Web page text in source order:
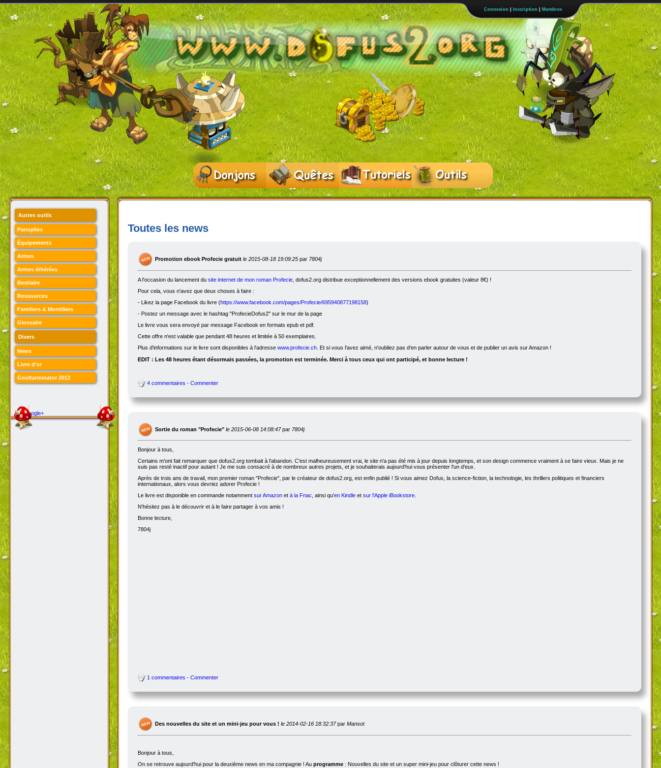
Connexion Inscription Membres
Autres outils
Panoplies
Équipements
Armes
Armes éthérées
Bestiaire
Ressources
Familiers & Montiliers
Glossaire
Divers
News
Livre d'or
Goultarminator 2012
Google+
Toutes les news
Promotion ebook Profecie gratuit le 2015-08-18 19:09:25 par 7804j
A l'occasion du lancement du site internet de mon roman Profecie , dofus2.org distribue exceptionnellement des versions ebook gratuites (valeur 8€) !
Pour cela, vous n'avez que deux choses à faire :
- Likez la page Facebook du livre (https://www.facebook.com/pages/Profecie/695940877198158)
- Postez un message avec le hashtag "ProfecieDofus2" sur le mur de la page
Le livre vous sera envoyé par message Facebook en formats epub et pdf.
Cette offre n'est valable que pendant 48 heures et limitée à 50 exemplaires.
Plus d'informations sur le livre sont disponibles à l'adresse www.profecie.ch . Et si vous l'avez aimé, n'oubliez pas d'en parler autour de vous et de publier un avis sur Amazon !
EDIT : Les 48 heures étant désormais passées, la promotion est terminée. Merci à tous ceux qui ont participé, et bonne lecture !
4 commentaires - Commenter
Sortie du roman "Profecie" le 2015-06-08 14:08:47par 7804j
Bonjour à tous,
Certains m'ont fait remarquer que dofus2.org tombait à l'abandon. C'est malheureusement vrai, le site n'a pas été mis à jour depuis longtemps, et son design commence vraiment à se faire vieux. Mais je ne
suis pas resté inactif pour autant ! Je me suis consacré à de nombreux autres projets, et je souhaiterais aujourd'hui vous présenter l'un d'eux.
Après de trois ans de travail, mon premier roman "Profecie", par le créateur de dofus2.org, est enfin publié ! Si vous aimez Dofus, la science-fiction, la technologie, les thrillers politiques et financiers
internationaux, alors vous devriez adorer Profecie !
Le livre est disponible en commande notamment sur Amazon et à la Fnac, ainsi qu'en Kindle et sur l'Apple iBookstore.
N'hésitez pas à le découvrir et à le faire partager à vos amis !
Bonne lecture,
7804j
1 commentaires - Commenter
Des nouvelles du site et un mini-jeu pour vous ! le 2014-02-16 18:32:37par Mansot
Bonjour à tous,
On se retrouve aujourd'hui pour la deuxième news en ma compagnie ! Au programme : Nouvelles du site et un super mini-jeu pour clôturer cette news !